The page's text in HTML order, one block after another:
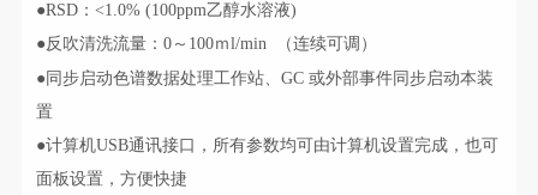
●RSD： <1.0% (100ppm乙醇水溶液)
●反吹清洗流量：0～ 100ｍl/min （连续可调）
● 同步启动色谱数据处理工作站、GC 或外部事件同步启动本装
置
●计算机USB通讯接口，所有参数均可由计算机设置完成 ，也可
面板设置，方便快捷